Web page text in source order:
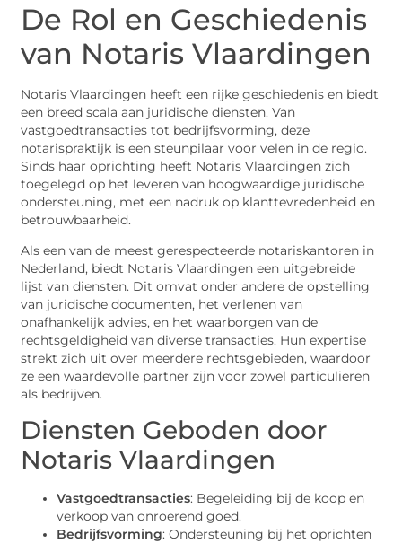
De Rol en Geschiedenis
van Notaris Vlaardingen
Notaris Vlaardingen heeft een rijke geschiedenis en biedt
een breed scala aan juridische diensten. Van
vastgoedtransacties tot bedrijfsvorming, deze
notarispraktijk is een steunpilaar voor velen in de regio.
Sinds haar oprichting heeft Notaris Vlaardingen zich
toegelegd op het leveren van hoogwaardige juridische
ondersteuning, met een nadruk op klanttevredenheid en
betrouwbaarheid.
Als een van de meest gerespecteerde notariskantoren in
Nederland, biedt Notaris Vlaardingen een uitgebreide
lijst van diensten. Dit omvat onder andere de opstelling
van juridische documenten, het verlenen van
onafhankelijk advies, en het waarborgen van de
rechtsgeldigheid van diverse transacties. Hun expertise
strekt zich uit over meerdere rechtsgebieden, waardoor
ze een waardevolle partner zijn voor zowel particulieren
als bedrijven.
Diensten Geboden door
Notaris Vlaardingen
Vastgoedtransacties: Begeleiding bij de koop en
verkoop van onroerend goed.
Bedrijfsvorming: Ondersteuning bij het oprichten